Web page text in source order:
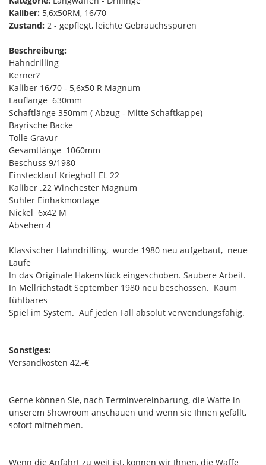
Kaliber: 5,6x50RM, 16/70
Zustand: 2 - gepflegt, leichte Gebrauchsspuren
Beschreibung:
Hahndrilling
Kerner?
Kaliber 16/70 - 5,6x50 R Magnum
Lauflänge 630mm
Schaftlänge 350mm ( Abzug - Mitte Schaftkappe)
Bayrische Backe
Tolle Gravur
Gesamtlänge 1060mm
Beschuss 9/1980
Einstecklauf Krieghoff EL 22
Kaliber .22 Winchester Magnum
Suhler Einhakmontage
Nickel 6x42 M
Absehen 4
Klassischer Hahndrilling, wurde 1980 neu aufgebaut, neue
Läufe
In das Originale Hakenstück eingeschoben. Saubere Arbeit.
In Mellrichstadt September 1980 neu beschossen. Kaum
fühlbares
Spiel im System. Auf jeden Fall absolut verwendungsfähig.
Sonstiges:
Versandkosten 42,-€
Gerne können Sie, nach Terminvereinbarung, die Waffe in
unserem Showroom anschauen und wenn sie Ihnen gefällt,
sofort mitnehmen.
Wenn die Anfahrt zu weit ist, können wir Ihnen, die Waffe